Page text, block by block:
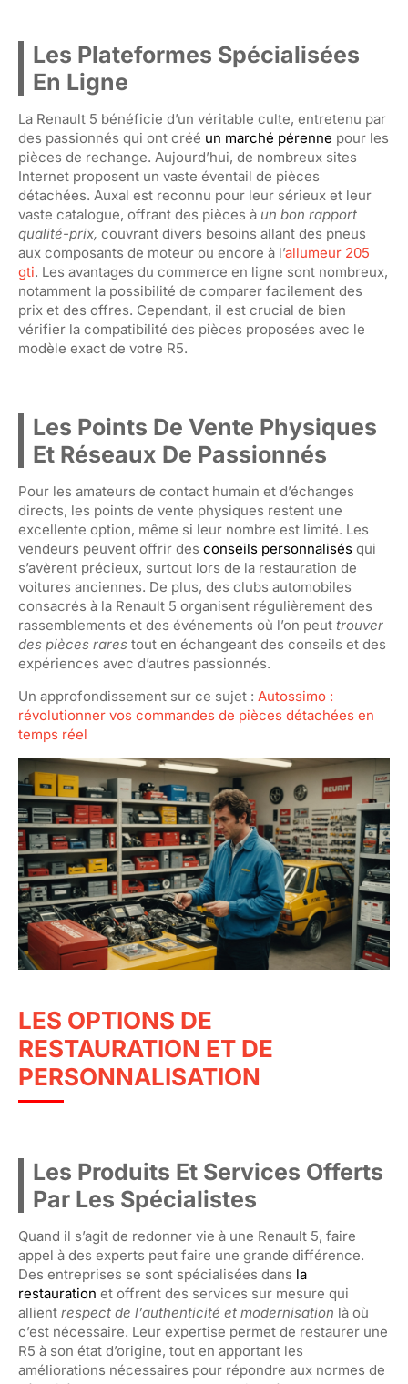
Les Plateformes Spécialisées
En Ligne
La Renault 5 bénéficie d’un véritable culte, entretenu par
des passionnés qui ont créé un marché pérenne pour les
pièces de rechange. Aujourd’hui, de nombreux sites
Internet proposent un vaste éventail de pièces
détachées. Auxal est reconnu pour leur sérieux et leur
vaste catalogue, offrant des pièces à un bon rapport
qualité-prix, couvrant divers besoins allant des pneus
aux composants de moteur ou encore à l’allumeur 205
gti. Les avantages du commerce en ligne sont nombreux,
notamment la possibilité de comparer facilement des
prix et des offres. Cependant, il est crucial de bien
vérifier la compatibilité des pièces proposées avec le
modèle exact de votre R5.
Les Points De Vente Physiques
Et Réseaux De Passionnés
Pour les amateurs de contact humain et d’échanges
directs, les points de vente physiques restent une
excellente option, même si leur nombre est limité. Les
vendeurs peuvent offrir des conseils personnalisés qui
s’avèrent précieux, surtout lors de la restauration de
voitures anciennes. De plus, des clubs automobiles
consacrés à la Renault 5 organisent régulièrement des
rassemblements et des événements où l’on peut trouver
des pièces rares tout en échangeant des conseils et des
expériences avec d’autres passionnés.
Un approfondissement sur ce sujet : Autossimo :
révolutionner vos commandes de pièces détachées en
temps réel
LES OPTIONS DE
RESTAURATION ET DE
PERSONNALISATION
Les Produits Et Services Offerts
Par Les Spécialistes
Quand il s’agit de redonner vie à une Renault 5, faire
appel à des experts peut faire une grande différence.
Des entreprises se sont spécialisées dans la
restauration et offrent des services sur mesure qui
allient respect de l’authenticité et modernisation là où
c’est nécessaire. Leur expertise permet de restaurer une
R5 à son état d’origine, tout en apportant les
améliorations nécessaires pour répondre aux normes de